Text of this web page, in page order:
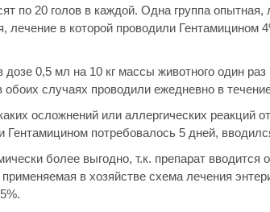
по 20 голов в каждой. Одна группа опытная,
в которой проводили Гентамицином
0,5 мл на 10 кг массы животного один раз
случаях проводили ежедневно в
осложнений или аллергических реакций
потребовалось 5 дней,
более выгодно, т.к. препарат вводится
в хозяйстве схема лечения